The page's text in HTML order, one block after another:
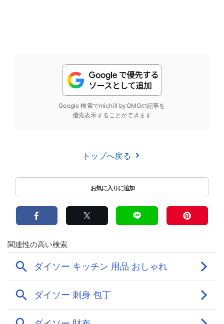
Google 検索でmichill byGMOの記事を
優先表示することができます
トップへ戻る